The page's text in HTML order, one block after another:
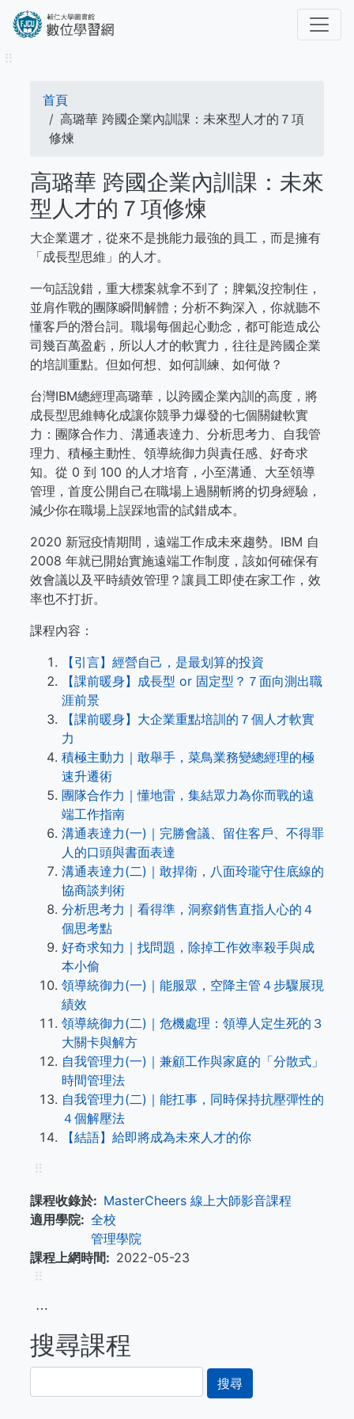
內
⠿
導
航
連
結
首頁
高璐華 跨國企業內訓課：未來型人才的７項
修煉
高璐華 跨國企業內訓課：未來
型人才的７項修煉
大企業選才，從來不是挑能力最強的員工，而是擁有
「成長型思維」的人才。
一句話說錯，重大標案就拿不到了；脾氣沒控制住，
並肩作戰的團隊瞬間解體；分析不夠深入，你就聽不
懂客戶的潛台詞。職場每個起心動念，都可能造成公
司幾百萬盈虧，所以人才的軟實力，往往是跨國企業
的培訓重點。但如何想、如何訓練、如何做？
台灣IBM總經理高璐華，以跨國企業內訓的高度，將
成長型思維轉化成讓你競爭力爆發的七個關鍵軟實
力：團隊合作力、溝通表達力、分析思考力、自我管
理力、積極主動性、領導統御力與責任感、好奇求
知。從 0 到 100 的人才培育，小至溝通、大至領導
管理，首度公開自己在職場上過關斬將的切身經驗，
減少你在職場上誤踩地雷的試錯成本。
2020 新冠疫情期間，遠端工作成未來趨勢。IBM 自
2008 年就已開始實施遠端工作制度，該如何確保有
效會議以及平時績效管理？讓員工即使在家工作，效
率也不打折。
課程內容：
【引言】經營自己，是最划算的投資
【課前暖身】成長型 or 固定型？７面向測出職
涯前景
【課前暖身】大企業重點培訓的７個人才軟實
力
積極主動力｜敢舉手，菜鳥業務變總經理的極
速升遷術
團隊合作力｜懂地雷，集結眾力為你而戰的遠
端工作指南
溝通表達力(一)｜完勝會議、留住客戶、不得罪
人的口頭與書面表達
溝通表達力(二)｜敢捍衛，八面玲瓏守住底線的
協商談判術
分析思考力｜看得準，洞察銷售直指人心的４
個思考點
好奇求知力｜找問題，除掉工作效率殺手與成
本小偷
領導統御力(一)｜能服眾，空降主管４步驟展現
績效
領導統御力(二)｜危機處理：領導人定生死的３
大關卡與解方
自我管理力(一)｜兼顧工作與家庭的「分散式」
時間管理法
自我管理力(二)｜能扛事，同時保持抗壓彈性的
４個解壓法
【結語】給即將成為未來人才的你
⠿
課程收錄於
MasterCheers 線上大師影音課程
適用學院
全校
管理學院
課程上網時間
2022-05-23
⠿
⋯
搜尋課程
尋